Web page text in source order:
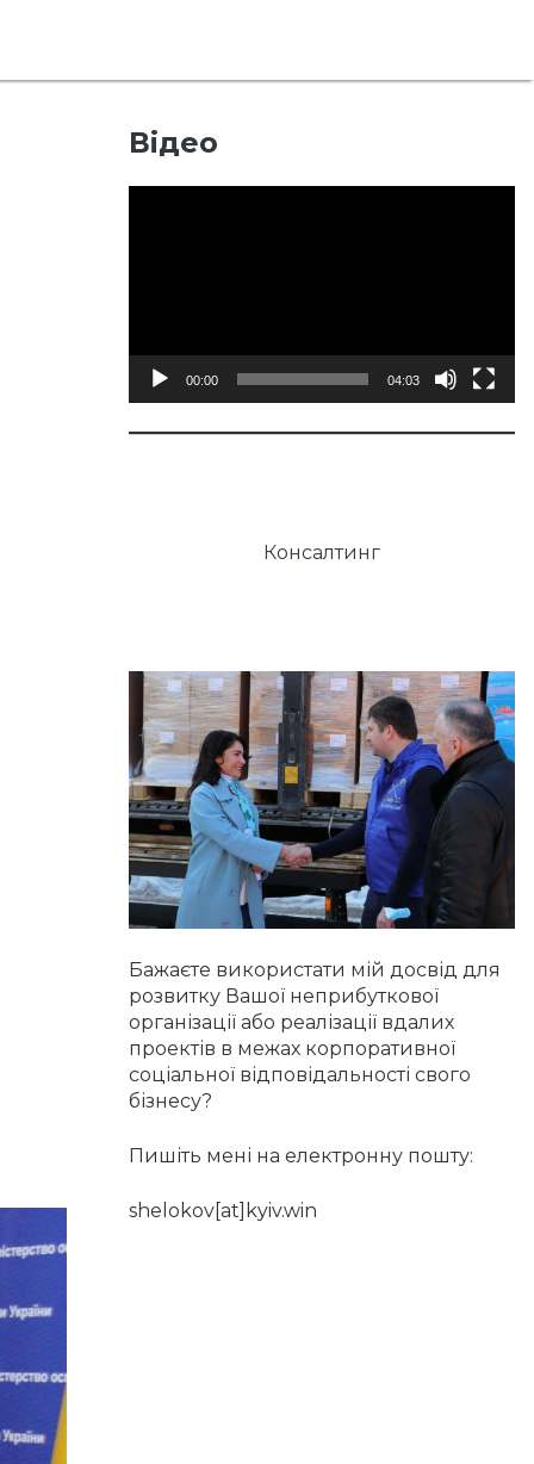
Відео
00:00 04:03
Консалтинг
Бажаєте використати мій досвід для
розвитку Вашої неприбуткової
організації або реалізації вдалих
проектів в межах корпоративної
соціальної відповідальності свого
бізнесу?
Пишіть мені на електронну пошту:
shelokov[at]kyiv.win